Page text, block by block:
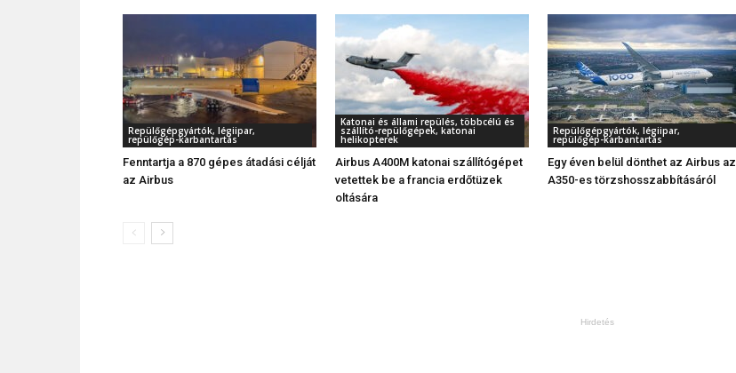
Repülőgépgyártók, légiipar,
repülőgép-karbantartás
Fenntartja a 870 gépes átadási célját
az Airbus
Katonai és állami repülés, többcélú és
szállító-repülőgépek, katonai
helikopterek
Airbus A400M katonai szállítógépet
vetettek be a francia erdőtüzek
oltására
Repülőgépgyártók, légiipar,
repülőgép-karbantartás
Egy éven belül dönthet az Airbus az
A350-es törzshosszabbításáról
Hirdetés